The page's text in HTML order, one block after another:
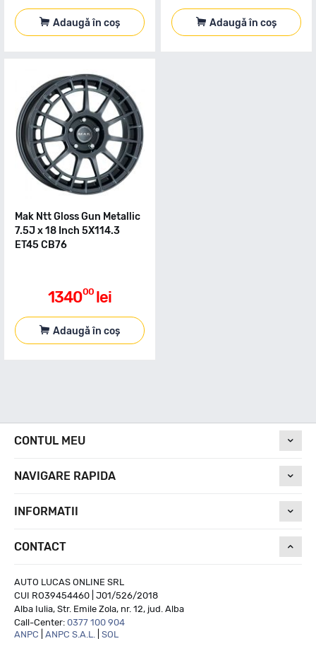
Adaugă în coș Adaugă în coș
Mak Ntt Gloss Gun Metallic
7.5J x 18 Inch 5X114.3
ET45 CB76
134000 lei
Adaugă în coș
CONTUL MEU
NAVIGARE RAPIDA
INFORMATII
CONTACT
AUTO LUCAS ONLINE SRL
CUI RO39454460 | J01/526/2018
Alba Iulia, Str. Emile Zola, nr. 12, jud. Alba
Call-Center: 0377 100 904
ANPC
ANPC S.A.L. SOL